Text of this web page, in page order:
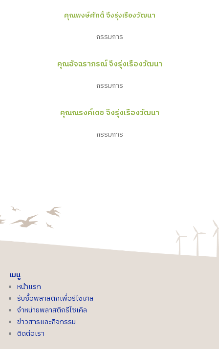
คุณพงษ์ศักดิ์ จึงรุ่งเรืองวัฒนา
กรรมการ
คุณอัจฉราภรณ์ จึงรุ่งเรืองวัฒนา
กรรมการ
คุณณรงค์เดช จึงรุ่งเรืองวัฒนา
กรรมการ
เมนู
หน้าแรก
รับซื้อพลาสติกเพื่อรีไซเคิล
จำหน่ายพลาสติกรีไซเคิล
ข่าวสารและกิจกรรม
ติดต่อเรา